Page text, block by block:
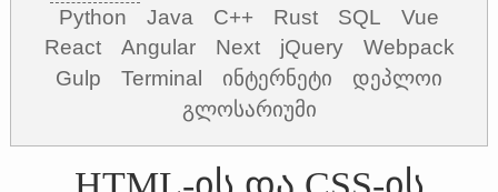
Python
Java C++ Rust SQL
Vue
React
Angular Next jQuery
Webpack
Gulp
Terminal ინტერნეტი
დეპლოი
გლოსარიუმი